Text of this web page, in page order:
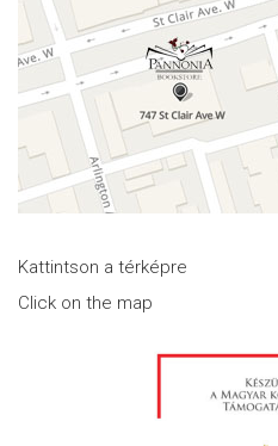
Kattintson a térképre
Click on the map